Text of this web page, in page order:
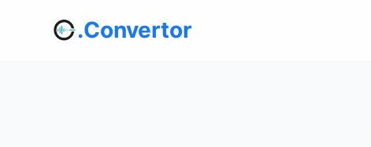
.Convertor